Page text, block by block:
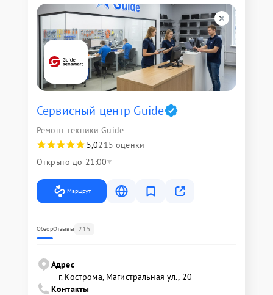
Сервисный центр Guide
Ремонт техники Guide
5,0215 оценки
Открыто до 21:00
Маршрут
ОбзорОтзывы 215
Адрес
г. Кострома, Магистральная ул., 20
Контакты